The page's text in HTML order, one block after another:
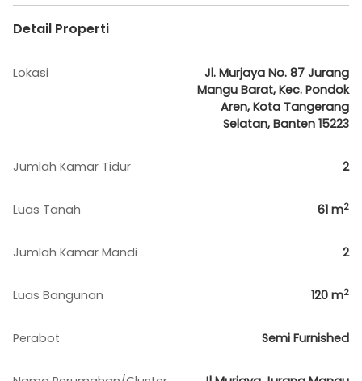
Detail Properti
Lokasi
Jl. Murjaya No. 87 Jurang
Mangu Barat, Kec. Pondok
Aren, Kota Tangerang
Selatan, Banten 15223
Jumlah Kamar Tidur 2
Luas Tanah 61 m2
Jumlah Kamar Mandi 2
Luas Bangunan 120 m2
Perabot Semi Furnished